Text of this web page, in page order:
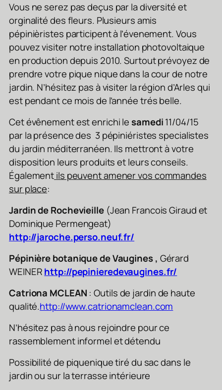
Vous ne serez pas deçus par la diversité et
orginalité des fleurs. Plusieurs amis
pépinièristes participent à l’évenement. Vous
pouvez visiter notre installation photovoltaique
en production depuis 2010. Surtout prévoyez de
prendre votre pique nique dans la cour de notre
jardin. N’hésitez pas à visiter la région d’Arles qui
est pendant ce mois de l’année trés belle.
Cet évênement est enrichi le samedi11/04/15
par la présence des 3 pépiniéristes specialistes
du jardin méditerranéen. Ils mettront à votre
disposition leurs produits et leurs conseils.
Égalementils peuvent amener vos commandes
sur place:
Jardin de Rochevieille(Jean Francois Giraud et
Dominique Permengeat)
http://jaroche.perso.neuf.fr/
Pépinière botanique de Vaugines , Gérard
WEINERhttp://pepinieredevaugines.fr/
Catriona MCLEAN : Outils de jardin de haute
qualité.http://www.catrionamclean.com
N’hésitez pas à nous rejoindre pour ce
rassemblement informel et détendu
Possibilité de piquenique tiré du sac dans le
jardin ou sur la terrasse intérieure